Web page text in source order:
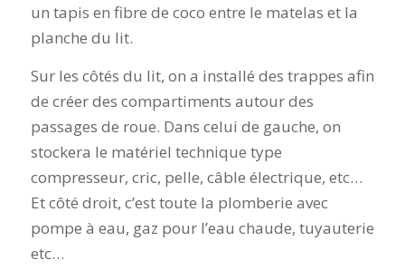
un tapis en fibre de coco entre le matelas et la
planche du lit.
Sur les côtés du lit, on a installé des trappes afin
de créer des compartiments autour des
passages de roue. Dans celui de gauche, on
stockera le matériel technique type
compresseur, cric, pelle, câble électrique, etc…
Et côté droit, c’est toute la plomberie avec
pompe à eau, gaz pour l’eau chaude, tuyauterie
etc…